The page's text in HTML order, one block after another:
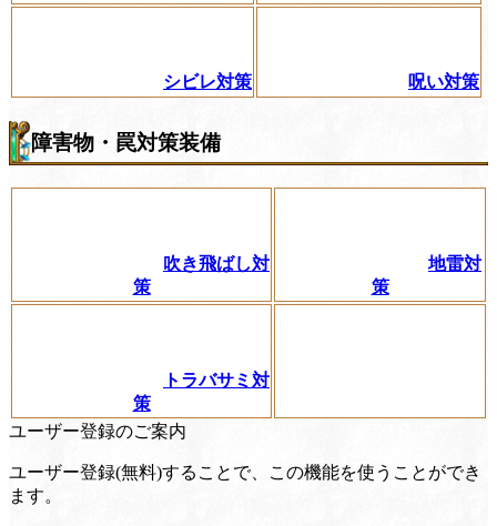
シビレ対策 呪い対策
障害物・罠対策装備
吹き飛ばし対
策
地雷対
策
トラバサミ対
策
ユーザー登録のご案内
ユーザー登録(無料)することで、この機能を使うことができ
ます。